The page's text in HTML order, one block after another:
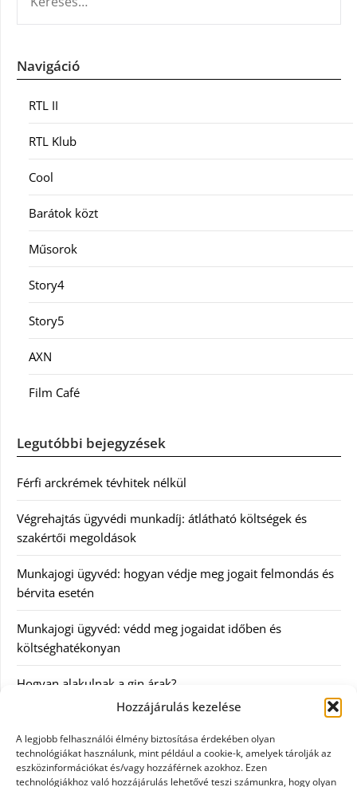
Hozzájárulás kezelése
A legjobb felhasználói élmény biztosítása érdekében olyan
technológiákat használunk, mint például a cookie-k, amelyek tárolják az
eszközinformációkat és/vagy hozzáférnek azokhoz. Ezen
technológiákhoz való hozzájárulás lehetővé teszi számunkra, hogy olyan
Navigáció
RTL II
RTL Klub
Cool
Barátok közt
Műsorok
Story4
Story5
AXN
Film Café
Legutóbbi bejegyzések
Férfi arckrémek tévhitek nélkül
Végrehajtás ügyvédi munkadíj: átlátható költségek és
szakértői megoldások
Munkajogi ügyvéd: hogyan védje meg jogait felmondás és
bérvita esetén
Munkajogi ügyvéd: védd meg jogaidat időben és
költséghatékonyan
Hogyan alakulnak a gin árak?
Kategóriák
Egészség